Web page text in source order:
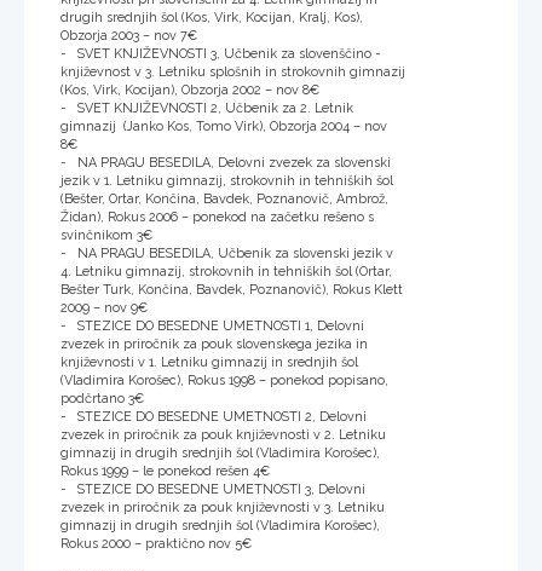
drugih srednjih šol (Kos, Virk, Kocijan, Kralj, Kos),
Obzorja 2003 – nov 7€
- SVET KNJIŽEVNOSTI 3, Učbenik za slovenščino -
književnost v 3. Letniku splošnih in strokovnih gimnazij
(Kos, Virk, Kocijan), Obzorja 2002 – nov 8€
- SVET KNJIŽEVNOSTI 2, Učbenik za 2. Letnik
gimnazij (Janko Kos, Tomo Virk), Obzorja 2004 – nov
8€
- NA PRAGU BESEDILA, Delovni zvezek za slovenski
jezik v 1. Letniku gimnazij, strokovnih in tehniških šol
(Bešter, Ortar, Končina, Bavdek, Poznanovič, Ambrož,
Židan), Rokus 2006 – ponekod na začetku rešeno s
svinčnikom 3€
- NA PRAGU BESEDILA, Učbenik za slovenski jezik v
4. Letniku gimnazij, strokovnih in tehniških šol (Ortar,
Bešter Turk, Končina, Bavdek, Poznanovič), Rokus Klett
2009 – nov 9€
- STEZICE DO BESEDNE UMETNOSTI 1, Delovni
zvezek in priročnik za pouk slovenskega jezika in
književnosti v 1. Letniku gimnazij in srednjih šol
(Vladimira Korošec), Rokus 1998 – ponekod popisano,
podčrtano 3€
- STEZICE DO BESEDNE UMETNOSTI 2, Delovni
zvezek in priročnik za pouk književnosti v 2. Letniku
gimnazij in drugih srednjih šol (Vladimira Korošec),
Rokus 1999 – le ponekod rešen 4€
- STEZICE DO BESEDNE UMETNOSTI 3, Delovni
zvezek in priročnik za pouk književnosti v 3. Letniku
gimnazij in drugih srednjih šol (Vladimira Korošec),
Rokus 2000 – praktično nov 5€